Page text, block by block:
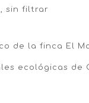
sin filtrar
de la finca El
ecológicas de